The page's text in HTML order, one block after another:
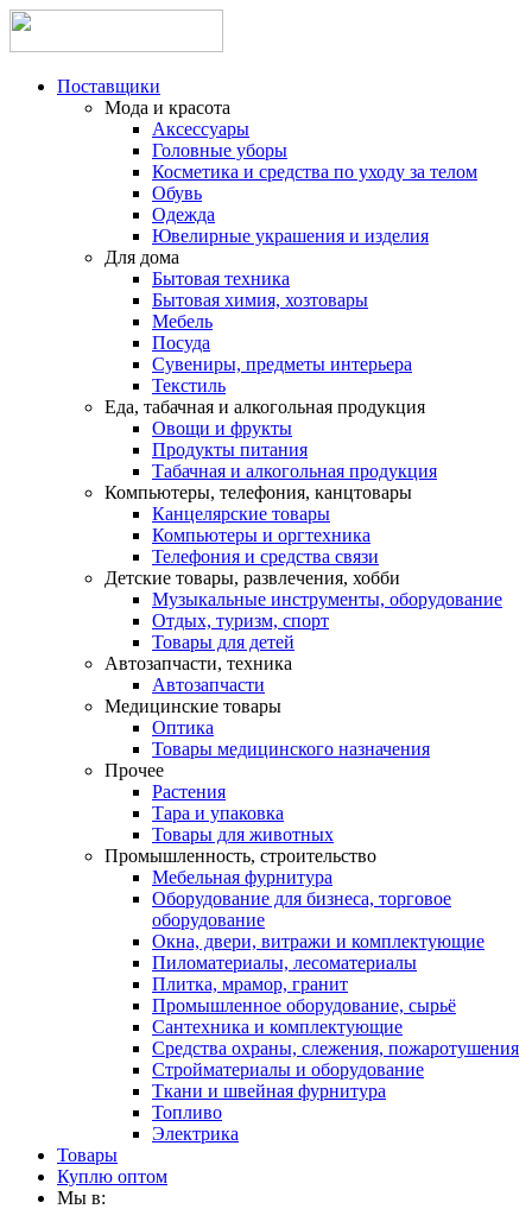
Поставщики
Мода и красота
Аксессуары
Головные уборы
Косметика и средства по уходу за телом
Обувь
Одежда
Ювелирные украшения и изделия
Для дома
Бытовая техника
Бытовая химия, хозтовары
Мебель
Посуда
Сувениры, предметы интерьера
Текстиль
Еда, табачная и алкогольная продукция
Овощи и фрукты
Продукты питания
Табачная и алкогольная продукция
Компьютеры, телефония, канцтовары
Канцелярские товары
Компьютеры и оргтехника
Телефония и средства связи
Детские товары, развлечения, хобби
Музыкальные инструменты, оборудование
Отдых, туризм, спорт
Товары для детей
Автозапчасти, техника
Автозапчасти
Медицинские товары
Оптика
Товары медицинского назначения
Прочее
Растения
Тара и упаковка
Товары для животных
Промышленность, строительство
Мебельная фурнитура
Оборудование для бизнеса, торговое
оборудование
Окна, двери, витражи и комплектующие
Пиломатериалы, лесоматериалы
Плитка, мрамор, гранит
Промышленное оборудование, сырьё
Сантехника и комплектующие
Средства охраны, слежения, пожаротушения
Стройматериалы и оборудование
Ткани и швейная фурнитура
Топливо
Электрика
Товары
Куплю оптом
Мы в: